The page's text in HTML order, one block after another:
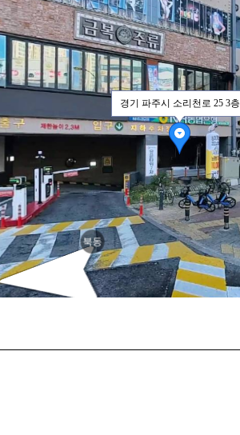
북동
경기 파주시 소리천로 25 3층